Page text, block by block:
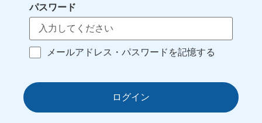
パスワード
メールアドレス・パスワードを記憶する
ログイン